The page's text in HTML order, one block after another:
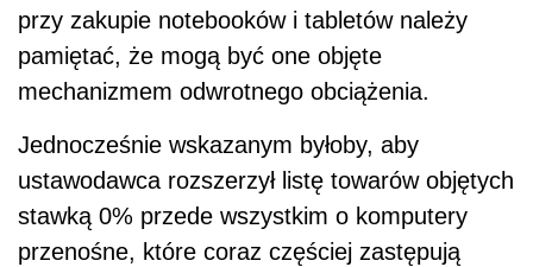
przy zakupie notebooków i tabletów należy
pamiętać, że mogą być one objęte
mechanizmem odwrotnego obciążenia.
Jednocześnie wskazanym byłoby, aby
ustawodawca rozszerzył listę towarów objętych
stawką 0% przede wszystkim o komputery
przenośne, które coraz częściej zastępują